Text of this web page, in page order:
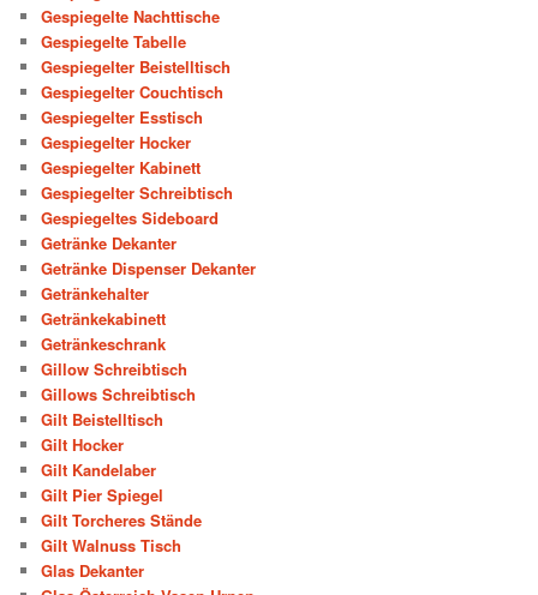
Gespiegelte Nachttische
Gespiegelte Tabelle
Gespiegelter Beistelltisch
Gespiegelter Couchtisch
Gespiegelter Esstisch
Gespiegelter Hocker
Gespiegelter Kabinett
Gespiegelter Schreibtisch
Gespiegeltes Sideboard
Getränke Dekanter
Getränke Dispenser Dekanter
Getränkehalter
Getränkekabinett
Getränkeschrank
Gillow Schreibtisch
Gillows Schreibtisch
Gilt Beistelltisch
Gilt Hocker
Gilt Kandelaber
Gilt Pier Spiegel
Gilt Torcheres Stände
Gilt Walnuss Tisch
Glas Dekanter